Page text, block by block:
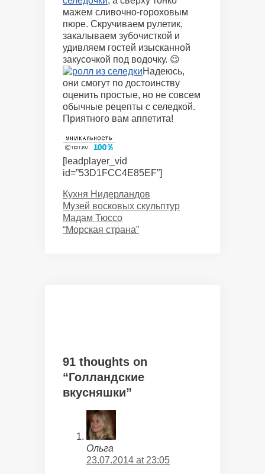
мажем сливочно-гороховым
пюре. Скручиваем рулетик,
закалываем зубочисткой и
удивляем гостей изысканной
закусочкой под водочку. 😉
Надеюсь,
они смогут по достоинству
оценить простые, но не совсем
обычные рецепты с селедкой.
Приятного вам аппетита!
[leadplayer_vid
id=”53D1FCC4E85EF”]
Categories
Кухня Нидерландов
Музей восковых скульптур
Мадам Тюссо
“Морская страна”
91 thoughts on
“Голландские
вкусняшки”
Ольга
23.07.2014 at 23:05